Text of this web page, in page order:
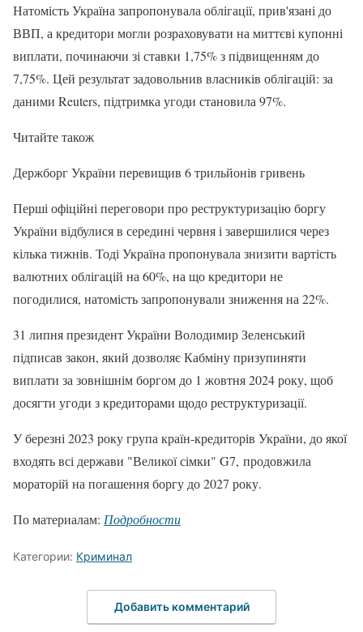
Натомість Україна запропонувала облігації, прив'язані до
ВВП, а кредитори могли розраховувати на миттєві купонні
виплати, починаючи зі ставки 1,75% з підвищенням до
7,75%. Цей результат задовольнив власників облігацій: за
даними Reuters, підтримка угоди становила 97%.
Читайте також
Держборг України перевищив 6 трильйонів гривень
Перші офіційні переговори про реструктуризацію боргу
України відбулися в середині червня і завершилися через
кілька тижнів. Тоді Україна пропонувала знизити вартість
валютних облігацій на 60%, на що кредитори не
погодилися, натомість запропонували зниження на 22%.
31 липня президент України Володимир Зеленський
підписав закон, який дозволяє Кабміну призупиняти
виплати за зовнішнім боргом до 1 жовтня 2024 року, щоб
досягти угоди з кредиторами щодо реструктуризації.
У березні 2023 року група країн-кредиторів України, до якої
входять всі держави "Великої сімки" G7, продовжила
мораторій на погашення боргу до 2027 року.
По материалам: Подробности
Категории: Криминал
Добавить комментарий